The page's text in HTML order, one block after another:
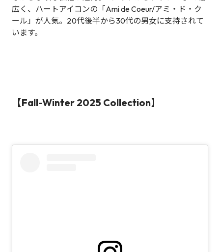
広く、ハートアイコンの「Ami de Coeur/アミ・ド・ク
ール」が人気。20代後半から30代の男女に支持されて
います。
【Fall-Winter 2025 Collection】